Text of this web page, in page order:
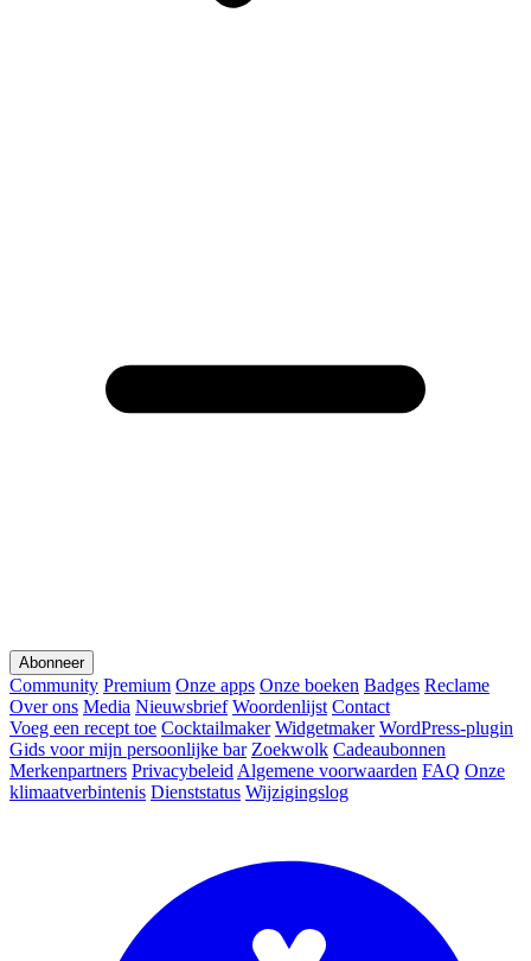
Abonneer
Community Premium Onze apps Onze boeken Badges Reclame
Over ons Media Nieuwsbrief Woordenlijst Contact
Voeg een recept toe Cocktailmaker Widgetmaker WordPress-plugin
Gids voor mijn persoonlijke bar Zoekwolk Cadeaubonnen
Merkenpartners Privacybeleid Algemene voorwaarden FAQ Onze
klimaatverbintenis Dienststatus Wijzigingslog